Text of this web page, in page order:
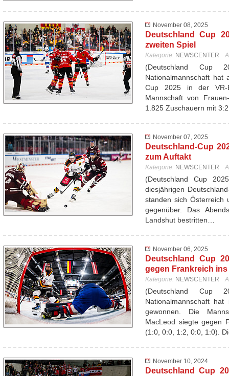
November 08, 2025
Deutschland Cup
zweiten Spiel
Kategorie: NEWSCENTER
(Deutschland Cup
Nationalmannschaft hat
Cup 2025 in der VR-
Mannschaft von
1.825 Zuschauern mit
November 07, 2025
Deutschland-Cup
zum Auftakt
Kategorie: NEWSCENTER
(Deutschland Cup
diesjährigen
standen sich Österreich
gegenüber. Das
Landshut bestritten…
November 06, 2025
Deutschland Cup
gegen Frankreich
Kategorie: NEWSCENTER
(Deutschland Cup
Nationalmannschaft
gewonnen. Die
MacLeod siegte gegen
(1:0, 0:0, 1:2, 0:0, 1:0).
November 10, 2024
Deutschland Cup